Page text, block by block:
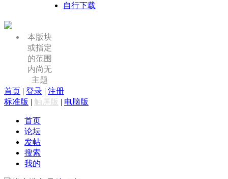
自行下载
本版块
或指定
的范围
内尚无
主题
首页 | 登录 | 注册
标准版 | 触屏版 | 电脑版
首页
论坛
发帖
搜索
我的